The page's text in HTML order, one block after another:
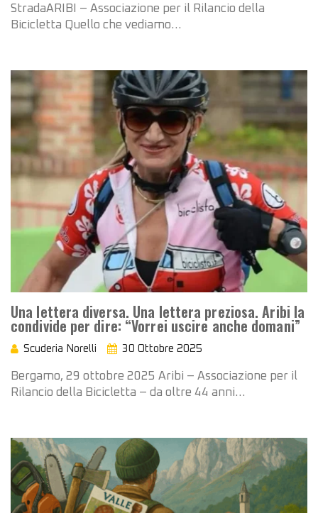
StradaARIBI – Associazione per il Rilancio della
Bicicletta Quello che vediamo…
Una lettera diversa. Una lettera preziosa. Aribi la
condivide per dire: “Vorrei uscire anche domani”
Scuderia Norelli 30 Ottobre 2025
Bergamo, 29 ottobre 2025 Aribi – Associazione per il
Rilancio della Bicicletta – da oltre 44 anni…